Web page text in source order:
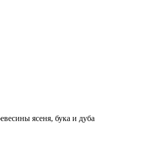
ясеня, бука и дуба